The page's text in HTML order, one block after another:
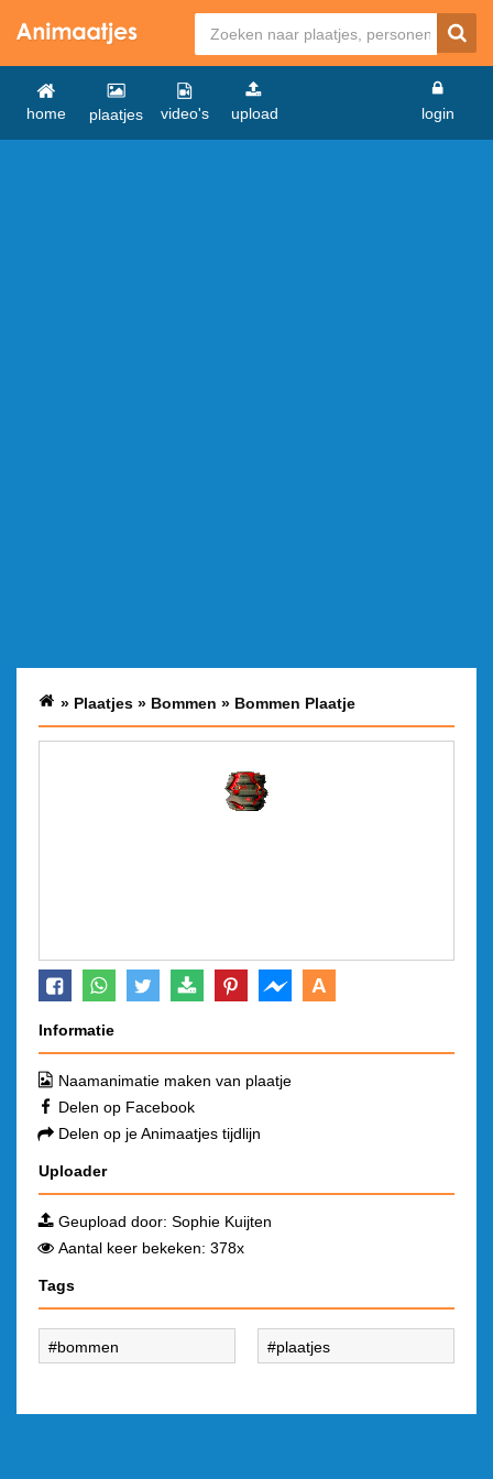
home plaatjes video's upload login
» Plaatjes » Bommen » Bommen Plaatje
A
Informatie
Naamanimatie maken van plaatje
Delen op Facebook
Delen op je Animaatjes tijdlijn
Uploader
Geupload door: Sophie Kuijten
Aantal keer bekeken: 378x
Tags
bommen plaatjes